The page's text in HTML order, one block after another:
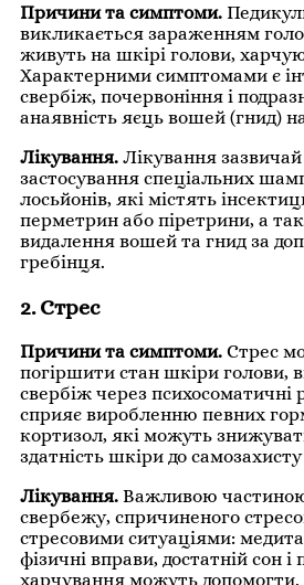
Причини та симптоми.
викликається зараженням
живуть на шкірі голови,
Характерними симптомами є
свербіж, почервоніння і
анаявність яєць вошей (гнид)
Лікування. Лікування
застосування спеціальних
лосьйонів, які містять
перметрин або піретрини, а
видалення вошей та гнид за
гребінця.
2. Стрес
Причини та симптоми. Стрес
погіршити стан шкіри голови,
свербіж через психосоматичні
сприяє виробленню певних
кортизол, які можуть
здатність шкіри до
Лікування. Важливою
свербежу, спричиненого
стресовими ситуаціями:
фізичні вправи, достатній сон і
харчування можуть допомогти.